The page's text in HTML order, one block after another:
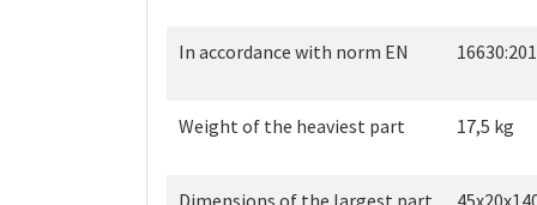
In accordance with norm EN
Weight of the heaviest part 17,5 kg